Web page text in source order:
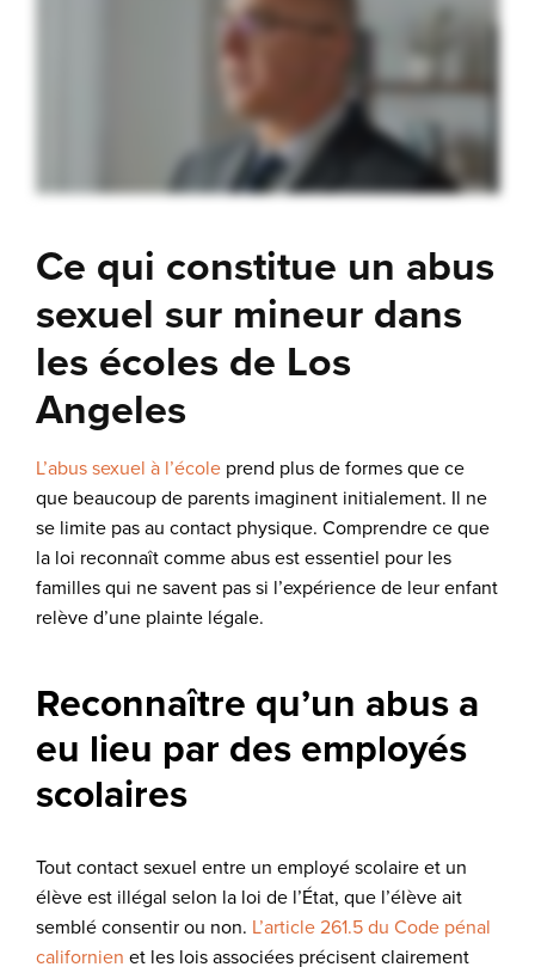
Ce qui constitue un abus
sexuel sur mineur dans
les écoles de Los
Angeles
L’abus sexuel à l’école prend plus de formes que ce
que beaucoup de parents imaginent initialement. Il ne
se limite pas au contact physique. Comprendre ce que
la loi reconnaît comme abus est essentiel pour les
familles qui ne savent pas si l’expérience de leur enfant
relève d’une plainte légale.
Reconnaître qu’un abus a
eu lieu par des employés
scolaires
Tout contact sexuel entre un employé scolaire et un
élève est illégal selon la loi de l’État, que l’élève ait
semblé consentir ou non. L’article 261.5 du Code pénal
californien et les lois associées précisent clairement